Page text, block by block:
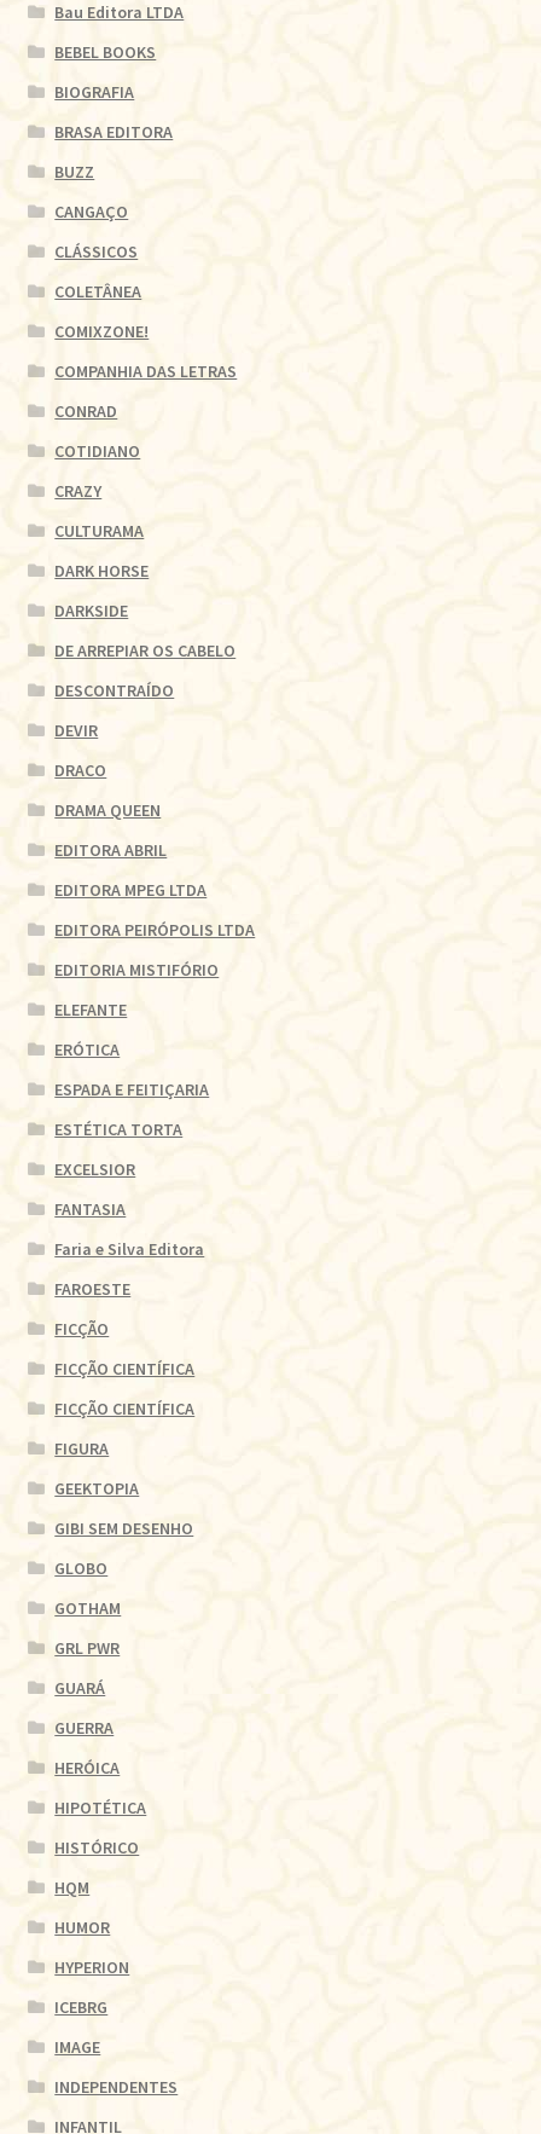
Bau Editora LTDA
BEBEL BOOKS
BIOGRAFIA
BRASA EDITORA
BUZZ
CANGAÇO
CLÁSSICOS
COLETÂNEA
COMIXZONE!
COMPANHIA DAS LETRAS
CONRAD
COTIDIANO
CRAZY
CULTURAMA
DARK HORSE
DARKSIDE
DE ARREPIAR OS CABELO
DESCONTRAÍDO
DEVIR
DRACO
DRAMA QUEEN
EDITORA ABRIL
EDITORA MPEG LTDA
EDITORA PEIRÓPOLIS LTDA
EDITORIA MISTIFÓRIO
ELEFANTE
ERÓTICA
ESPADA E FEITIÇARIA
ESTÉTICA TORTA
EXCELSIOR
FANTASIA
Faria e Silva Editora
FAROESTE
FICÇÃO
FICÇÃO CIENTÍFICA
FICÇÃO CIENTÍFICA
FIGURA
GEEKTOPIA
GIBI SEM DESENHO
GLOBO
GOTHAM
GRL PWR
GUARÁ
GUERRA
HERÓICA
HIPOTÉTICA
HISTÓRICO
HQM
HUMOR
HYPERION
ICEBRG
IMAGE
INDEPENDENTES
INFANTIL